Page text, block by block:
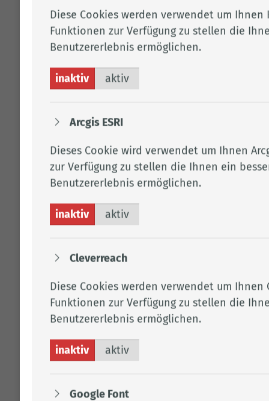
F.59
KLICK CLACK UND NEUERDENBÜRGERBESUCHE
ZUSTÄNDIG FÜR ESSEN, LASTRUP, LINDERN UND
LÖNINGEN
Ul­ri­ke Ken­kel
Eschstraße 29, 49661 Cloppenburg
Tel.:0152 01887561
Fax: 04471 15 330
Per E-Mail kontaktieren
0.025
KLICK CLACK ZUSTÄNDIG FÜR BÖSEL, GARREL,
MOLBERGEN, FRIESOYTHE (OT KAMPE,
EDEWECHTERDAMM, ALTENOYTHE)
Frau Tho­len
Tel.:0152 08969715
Per E-Mail kontaktieren
Diese Cookies werden verwendet um Ihnen
Funktionen zur Verfügung zu stellen die
Benutzererlebnis ermöglichen.
inaktiv aktiv
Arcgis ESRI
Dieses Cookie wird verwendet um Ihnen
zur Verfügung zu stellen die Ihnen ein
Benutzererlebnis ermöglichen.
inaktiv aktiv
Cleverreach
Diese Cookies werden verwendet um Ihnen
Funktionen zur Verfügung zu stellen die
Benutzererlebnis ermöglichen.
inaktiv aktiv
Google Font